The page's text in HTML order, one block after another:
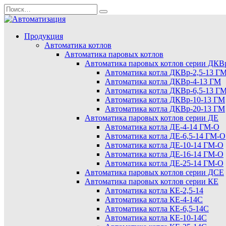
Перейти
к
Search
for:
Продукция
Автоматика котлов
Автоматика паровых котлов
Автоматика паровых котлов серии
Автоматика котла ДКВр-2,5-13
Автоматика котла ДКВр-4-13 ГМ
Автоматика котла ДКВр-6,5-13
Автоматика котла ДКВр-10-13 ГМ
Автоматика котла ДКВр-20-13 ГМ
Автоматика паровых котлов серии ДЕ
Автоматика котла ДЕ-4-14 ГМ-О
Автоматика котла ДЕ-6,5-14 ГМ-О
Автоматика котла ДЕ-10-14 ГМ-О
Автоматика котла ДЕ-16-14 ГМ-О
Автоматика котла ДЕ-25-14 ГМ-О
Автоматика паровых котлов серии ДСЕ
Автоматика паровых котлов серии КЕ
Автоматика котла КЕ-2,5-14
Автоматика котла КЕ-4-14С
Автоматика котла КЕ-6,5-14С
Автоматика котла КЕ-10-14С